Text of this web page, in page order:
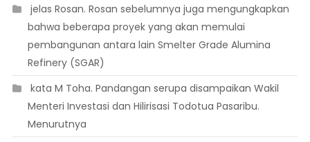
 jelas Rosan. Rosan sebelumnya juga mengungkapkan
bahwa beberapa proyek yang akan memulai
pembangunan antara lain Smelter Grade Alumina
Refinery (SGAR)
 kata M Toha. Pandangan serupa disampaikan Wakil
Menteri Investasi dan Hilirisasi Todotua Pasaribu.
Menurutnya